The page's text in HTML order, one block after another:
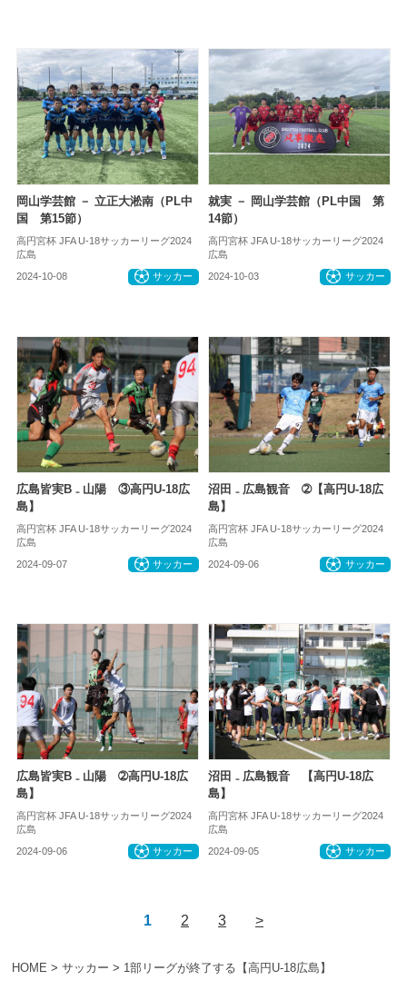
HOME > サッカー > 1部リーグが終了する【高円U-18広島】
岡山学芸館 － 立正大淞南（PL中
国 第15節）
高円宮杯 JFA U-18サッカーリーグ2024
広島
2024-10-08 サッカー
就実 － 岡山学芸館（PL中国 第
14節）
高円宮杯 JFA U-18サッカーリーグ2024
広島
2024-10-03 サッカー
広島皆実B ₋ 山陽 ③高円U-18広
島】
高円宮杯 JFA U-18サッカーリーグ2024
広島
2024-09-07 サッカー
沼田 ₋ 広島観音 ➁【高円U-18広
島】
高円宮杯 JFA U-18サッカーリーグ2024
広島
2024-09-06 サッカー
広島皆実B ₋ 山陽 ➁高円U-18広
島】
高円宮杯 JFA U-18サッカーリーグ2024
広島
2024-09-06 サッカー
沼田 ₋ 広島観音 【高円U-18広
島】
高円宮杯 JFA U-18サッカーリーグ2024
広島
2024-09-05 サッカー
1 2 3 >